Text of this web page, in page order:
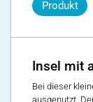
Produkt
Insel mit
Bei dieser
ausgenutzt.